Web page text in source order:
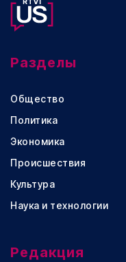
Разделы
Общество
Политика
Экономика
Происшествия
Культура
Наука и технологии
Редакция